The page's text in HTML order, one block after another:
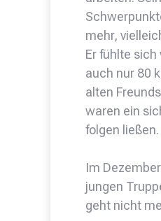
mehr,
Er fühlte
auch nur 80
alten
waren ein
folgen
Im
jungen
geht nicht